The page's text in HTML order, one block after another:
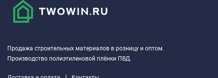
Продажа строительных материалов в розницу и оптом.
Производство полиэтиленовой плёнки ПВД.